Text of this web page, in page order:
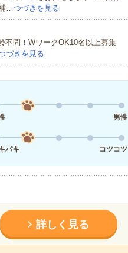
…つづきを見る
不問！WワークOK10名以上募集
づきを見る
男性
パキ
コツコツ
詳しく見る